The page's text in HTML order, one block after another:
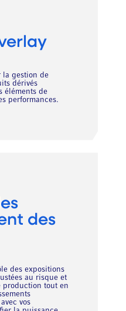
la gestion de
dérivés
éléments de
performances.
des
des expositions
au risque et
production tout en
vos